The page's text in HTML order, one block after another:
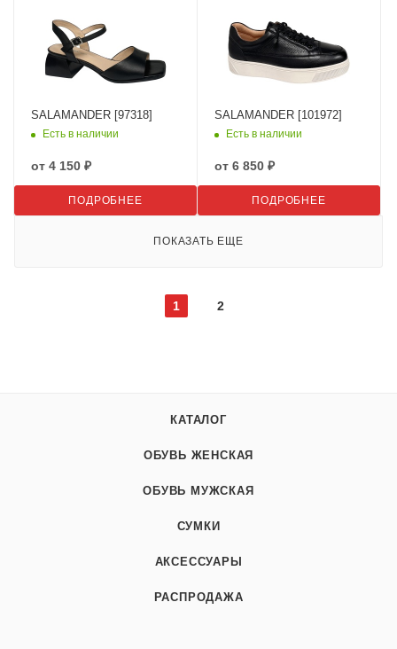
SALAMANDER [97318]
Есть в наличии
от 4 150 ₽
ПОДРОБНЕЕ
SALAMANDER [101972]
Есть в наличии
от 6 850 ₽
ПОДРОБНЕЕ
ПОКАЗАТЬ ЕЩЕ
1 2
КАТАЛОГ
ОБУВЬ ЖЕНСКАЯ
ОБУВЬ МУЖСКАЯ
СУМКИ
АКСЕССУАРЫ
РАСПРОДАЖА